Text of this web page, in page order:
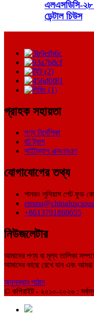
এলএসডিসি-২৮
ডেন্টাল চিউস
গ্রাহক সহায়তা
পণ্য নির্দেশিকা
হট ট্যাগ
সাইটম্যাপ.এক্সএমএল
যোগাযোগের তথ্য
শানডং লুসিয়াস পেট ফুড
+8613791869655
নিউজলেটার
আমাদের পণ্য বা মূল্য তালিকা
আমাদের কাছে রেখে যান এবং
অনুসন্ধান পাঠান
© কপিরাইট - ২০১০-২০২৬ :